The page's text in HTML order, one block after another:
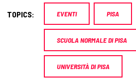
TOPICS: EVENTI PISA
SCUOLA NORMALE DI PISA
UNIVERSITÀ DI PISA